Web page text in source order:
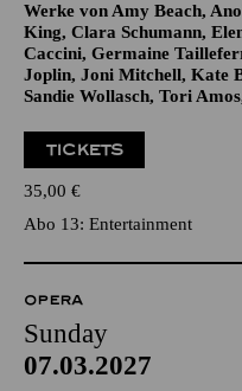
Werke von Amy Beach,
King, Clara Schumann,
Caccini, Germaine
Joplin, Joni Mitchell, Kate
Sandie Wollasch, Tori
TICKETS
35,00 €
Abo 13: Entertainment
OPERA
Sunday
07.03.2027